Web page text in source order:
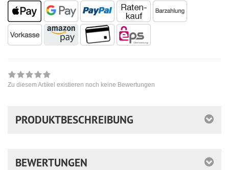
Zu diesem Artikel existieren noch keine Bewertungen
PRODUKTBESCHREIBUNG
BEWERTUNGEN